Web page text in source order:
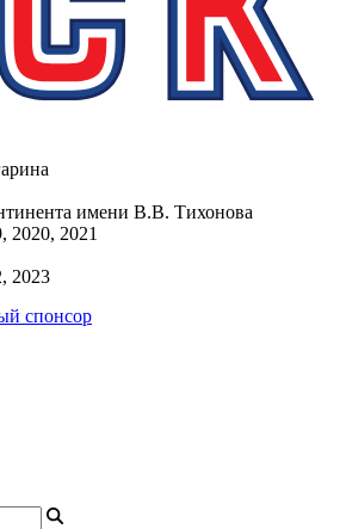
имени В.В. Тихонова
2020, 2021
2023
спонсор